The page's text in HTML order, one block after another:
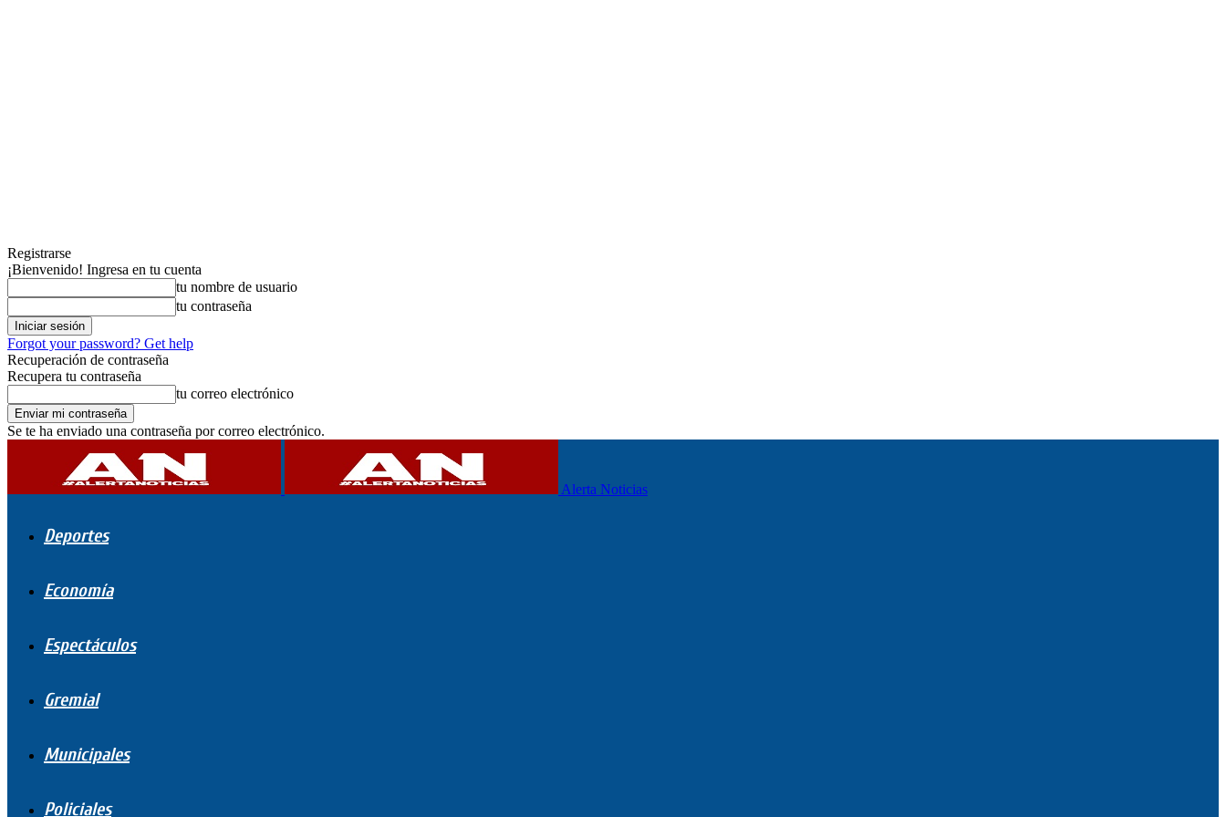
Registrarse
¡Bienvenido! Ingresa en tu cuenta
tu nombre de usuario
tu contraseña
Forgot your password? Get help
Recuperación de contraseña
Recupera tu contraseña
tu correo electrónico
Se te ha enviado una contraseña por correo electrónico.
Alerta Noticias
Deportes
Economía
Espectáculos
Gremial
Municipales
Policiales